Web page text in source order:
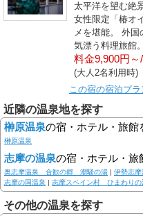
太平洋を望む絶
女性限定「椿オ
メを堪能。 外国
気漂う料理旅館。
料金9,900円～
(大人2名利用時)
この宿の宿泊プラ
近隣の温泉地を探す
榊原温泉の宿・ホテル・旅館
榊原温泉
志摩の温泉の宿・ホテル・旅
奥志摩温泉 合歓の郷 潮騒の湯 | 伊勢志摩
志摩の国温泉 | 志摩スペイン村 ひまわりの
その他の温泉を探す